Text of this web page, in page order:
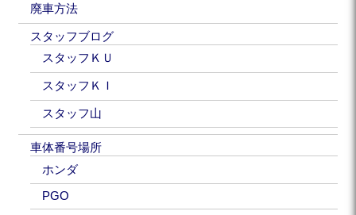
廃車方法
スタッフブログ
スタッフＫＵ
スタッフＫＩ
スタッフ山
車体番号場所
ホンダ
PGO